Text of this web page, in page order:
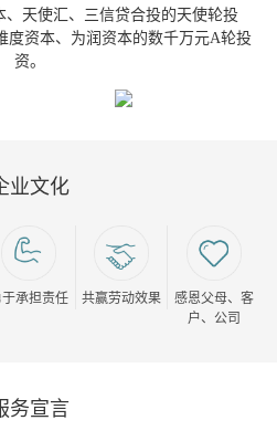
、天使汇、三信贷合投的天使轮投
度资本、为润资本的数千万元A轮投
资。
业文化
于承担责任 共赢劳动效果
感恩父母、客
户、公司
务宣言